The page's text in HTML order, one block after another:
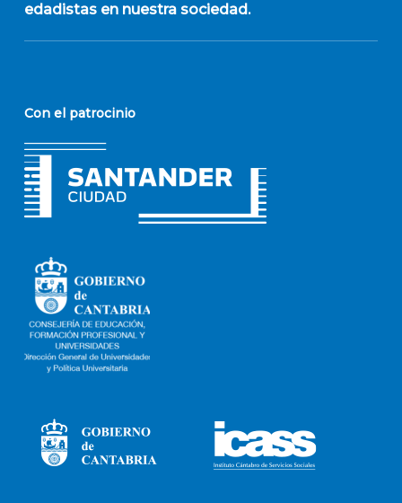
edadistas en nuestra sociedad.
Con el patrocinio